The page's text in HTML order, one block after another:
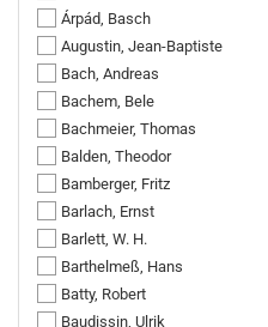
Árpád, Basch
Augustin, Jean-Baptiste
Bach, Andreas
Bachem, Bele
Bachmeier, Thomas
Balden, Theodor
Bamberger, Fritz
Barlach, Ernst
Barlett, W. H.
Barthelmeß, Hans
Batty, Robert
Baudissin, Ulrik